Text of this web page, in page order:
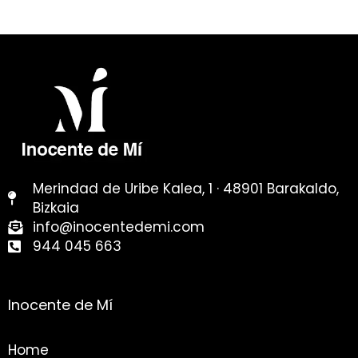
Merindad de Uribe Kalea, 1 · 48901 Barakaldo,
Bizkaia
info@inocentedemi.com
944 045 663
Inocente de Mí
Home